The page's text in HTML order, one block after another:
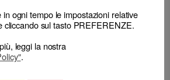
LITI
SOMME INCASSATE PER
ogni tempo le impostazioni relative
cliccando sul tasto PREFERENZE.
leggi la nostra
.